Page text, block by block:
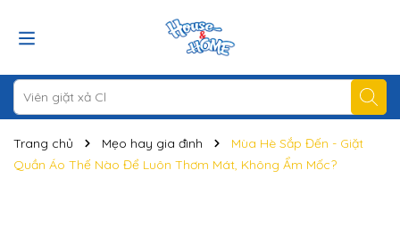
Trang chủ Mẹo hay gia đình
Mùa Hè Sắp Đến - Giặt
Quần Áo Thế Nào Để Luôn Thơm Mát, Không Ẩm Mốc?